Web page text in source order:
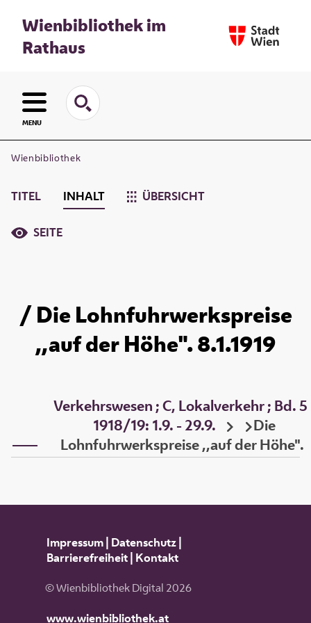
Wienbibliothek im
Rathaus
MENU
Wienbibliothek
TITEL INHALT ÜBERSICHT
SEITE
/ Die Lohnfuhrwerkspreise
,,auf der Höhe". 8.1.1919
Verkehrswesen ; C, Lokalverkehr ; Bd. 5
1918/19: 1.9. - 29.9.
Die
Lohnfuhrwerkspreise ,,auf der Höhe".
Impressum| Datenschutz|
Barrierefreiheit| Kontakt
© Wienbibliothek Digital 2026
www.wienbibliothek.at